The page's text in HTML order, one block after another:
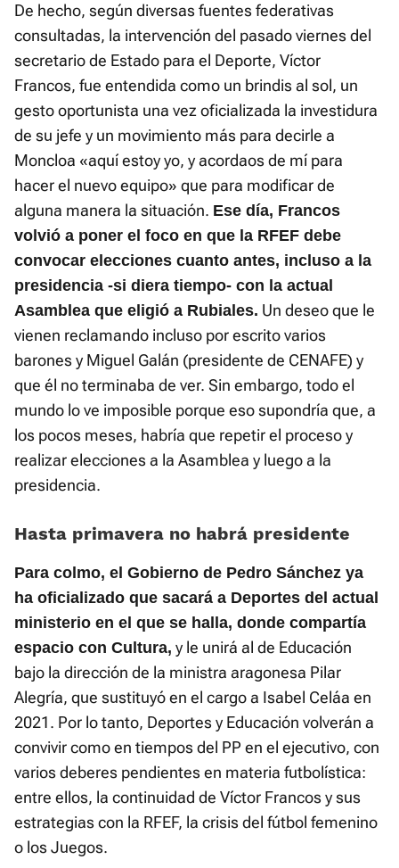
s
u
t
e
d
2
.
4
c
r
De hecho, según diversas fuentes federativas
consultadas, la intervención del pasado viernes del
secretario de Estado para el Deporte, Víctor
Francos, fue entendida como un brindis al sol, un
gesto oportunista una vez oficializada la investidura
de su jefe y un movimiento más para decirle a
Moncloa «aquí estoy yo, y acordaos de mí para
hacer el nuevo equipo» que para modificar de
alguna manera la situación. Ese día, Francos
volvió a poner el foco en que la RFEF debe
convocar elecciones cuanto antes, incluso a la
presidencia -si diera tiempo- con la actual
Asamblea que eligió a Rubiales. Un deseo que le
vienen reclamando incluso por escrito varios
barones y Miguel Galán (presidente de CENAFE) y
que él no terminaba de ver. Sin embargo, todo el
mundo lo ve imposible porque eso supondría que, a
los pocos meses, habría que repetir el proceso y
realizar elecciones a la Asamblea y luego a la
presidencia.
Hasta primavera no habrá presidente
Para colmo, el Gobierno de Pedro Sánchez ya
ha oficializado que sacará a Deportes del actual
ministerio en el que se halla, donde compartía
espacio con Cultura, y le unirá al de Educación
bajo la dirección de la ministra aragonesa Pilar
Alegría, que sustituyó en el cargo a Isabel Celáa en
2021. Por lo tanto, Deportes y Educación volverán a
convivir como en tiempos del PP en el ejecutivo, con
varios deberes pendientes en materia futbolística:
entre ellos, la continuidad de Víctor Francos y sus
estrategias con la RFEF, la crisis del fútbol femenino
o los Juegos.